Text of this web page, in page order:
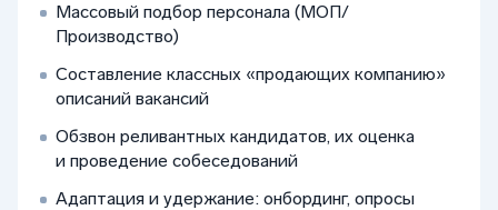
Массовый подбор персонала (МОП/
Производство)
Составление классных «продающих компанию»
описаний вакансий
Обзвон реливантных кандидатов, их оценка
и проведение собеседований
Адаптация и удержание: онбординг, опросы